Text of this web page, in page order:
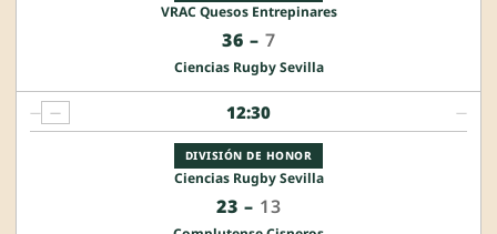
VRAC Quesos Entrepinares
36 – 7
Ciencias Rugby Sevilla
12:30
DIVISIÓN DE HONOR
Ciencias Rugby Sevilla
23 – 13
— — —